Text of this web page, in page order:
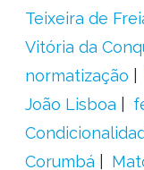
Teixeira de
Vitória da
normatização
João Lisboa
Corumbá